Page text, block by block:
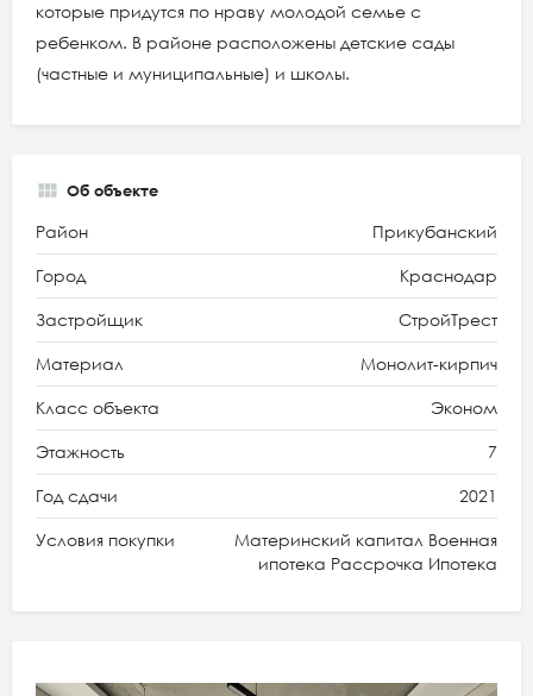
которые придутся по нраву молодой семье с
ребенком. В районе расположены детские сады
(частные и муниципальные) и школы.
Об объекте
Район Прикубанский
Город Краснодар
Застройщик СтройТрест
Материал Монолит-кирпич
Класс объекта Эконом
Этажность 7
Год сдачи 2021
Условия покупки
Материнский капитал Военная
ипотека Рассрочка Ипотека